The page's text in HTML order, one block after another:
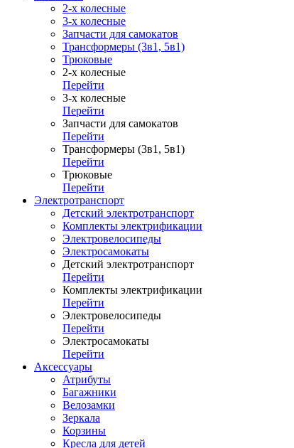
2-х колесные
3-х колесные
Запчасти для самокатов
Трансформеры (3в1, 5в1)
Трюковые
2-х колесные
Перейти
3-х колесные
Перейти
Запчасти для самокатов
Перейти
Трансформеры (3в1, 5в1)
Перейти
Трюковые
Перейти
Электротранспорт
Детский электротранспорт
Комплекты электрификации
Электровелосипеды
Электросамокаты
Детский электротранспорт
Перейти
Комплекты электрификации
Перейти
Электровелосипеды
Перейти
Электросамокаты
Перейти
Аксессуары
Атрибуты
Багажники
Велозамки
Зеркала
Корзины
Кресла для детей